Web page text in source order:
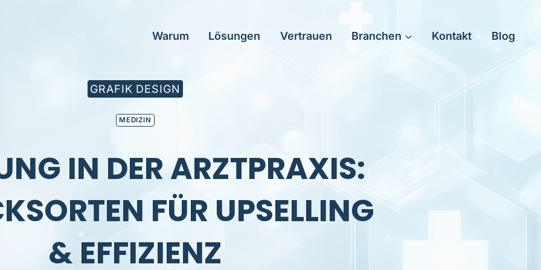
Warum Lösungen Vertrauen Branchen Kontakt Blog
GRAFIK DESIGN
MEDIZIN
IN DER ARZTPRAXIS:
FÜR UPSELLING
& EFFIZIENZ